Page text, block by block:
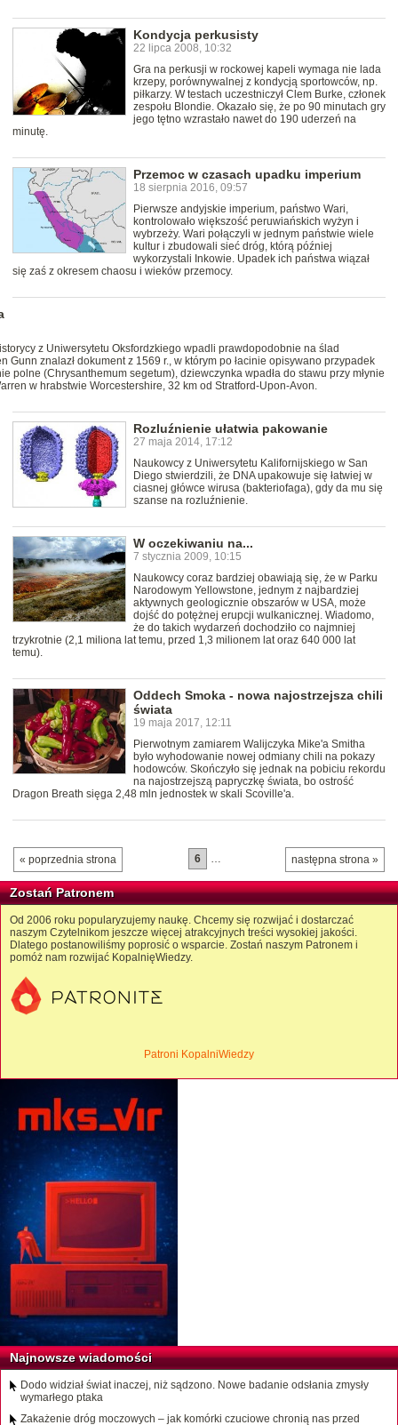
Kondycja perkusisty
22 lipca 2008, 10:32
Gra na perkusji w rockowej kapeli wymaga nie lada
krzepy, porównywalnej z kondycją sportowców, np.
piłkarzy. W testach uczestniczył Clem Burke, członek
zespołu Blondie. Okazało się, że po 90 minutach gry
jego tętno wzrastało nawet do 190 uderzeń na
minutę.
Przemoc w czasach upadku imperium
18 sierpnia 2016, 09:57
Pierwsze andyjskie imperium, państwo Wari,
kontrolowało większość peruwiańskich wyżyn i
wybrzeży. Wari połączyli w jednym państwie wiele
kultur i zbudowali sieć dróg, którą później
wykorzystali Inkowie. Upadek ich państwa wiązał
się zaś z okresem chaosu i wieków przemocy.
z Uniwersytetu Oksfordzkiego wpadli prawdopodobnie na ślad
Gunn znalazł dokument z 1569 r., w którym po łacinie opisywano przypadek
polne (Chrysanthemum segetum), dziewczynka wpadła do stawu przy młynie
w hrabstwie Worcestershire, 32 km od Stratford-Upon-Avon.
Rozluźnienie ułatwia pakowanie
27 maja 2014, 17:12
Naukowcy z Uniwersytetu Kalifornijskiego w San
Diego stwierdzili, że DNA upakowuje się łatwiej w
ciasnej główce wirusa (bakteriofaga), gdy da mu się
szanse na rozluźnienie.
W oczekiwaniu na...
7 stycznia 2009, 10:15
Naukowcy coraz bardziej obawiają się, że w Parku
Narodowym Yellowstone, jednym z najbardziej
aktywnych geologicznie obszarów w USA, może
dojść do potężnej erupcji wulkanicznej. Wiadomo,
że do takich wydarzeń dochodziło co najmniej
trzykrotnie (2,1 miliona lat temu, przed 1,3 milionem lat oraz 640 000 lat
temu).
Oddech Smoka - nowa najostrzejsza chili
świata
19 maja 2017, 12:11
Pierwotnym zamiarem Walijczyka Mike'a Smitha
było wyhodowanie nowej odmiany chili na pokazy
hodowców. Skończyło się jednak na pobiciu rekordu
na najostrzejszą papryczkę świata, bo ostrość
Dragon Breath sięga 2,48 mln jednostek w skali Scoville'a.
« poprzednia strona następna strona »
6 …
Zostań Patronem
Od 2006 roku popularyzujemy naukę. Chcemy się rozwijać i dostarczać
naszym Czytelnikom jeszcze więcej atrakcyjnych treści wysokiej jakości.
Dlatego postanowiliśmy poprosić o wsparcie. Zostań naszym Patronem i
pomóż nam rozwijać KopalnięWiedzy.
Patroni KopalniWiedzy
Najnowsze wiadomości
Dodo widział świat inaczej, niż sądzono. Nowe badanie odsłania zmysły
wymarłego ptaka
Zakażenie dróg moczowych – jak komórki czuciowe chronią nas przed